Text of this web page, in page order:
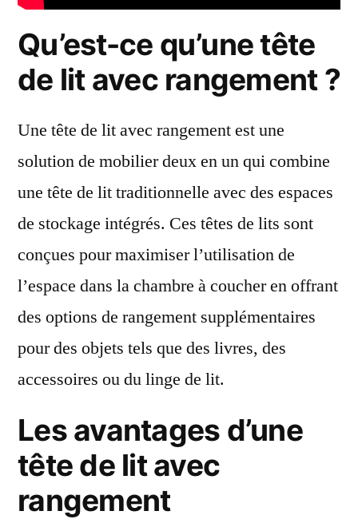
Qu’est-ce qu’une tête
de lit avec rangement ?
Une tête de lit avec rangement est une
solution de mobilier deux en un qui combine
une tête de lit traditionnelle avec des espaces
de stockage intégrés. Ces têtes de lits sont
conçues pour maximiser l’utilisation de
l’espace dans la chambre à coucher en offrant
des options de rangement supplémentaires
pour des objets tels que des livres, des
accessoires ou du linge de lit.
Les avantages d’une
tête de lit avec
rangement